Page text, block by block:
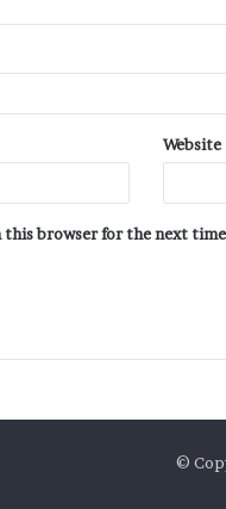
Website
this browser for the next
©